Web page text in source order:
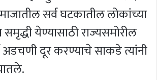
सर्व घटकातील लोकांच्या
येण्यासाठी राज्यसमोरील
अडचणी दूर करण्याचे साकडे त्यांनी